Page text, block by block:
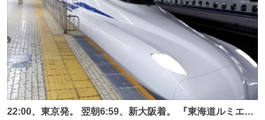
22:00、東京発。 翌朝6:59、新大阪着。 『東海道ルミエー